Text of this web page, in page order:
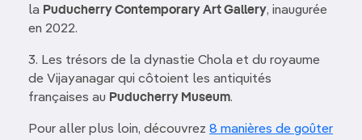
la Puducherry Contemporary Art Gallery, inaugurée
en 2022.
3. Les trésors de la dynastie Chola et du royaume
de Vijayanagar qui côtoient les antiquités
françaises au Puducherry Museum.
Pour aller plus loin, découvrez 8 manières de goûter